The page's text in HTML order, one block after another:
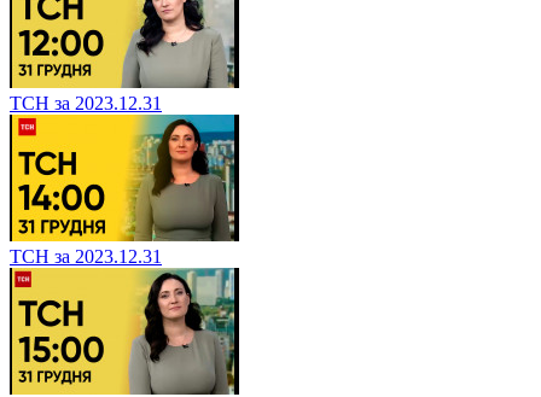
ТСН за 2023.12.31
ТСН за 2023.12.31